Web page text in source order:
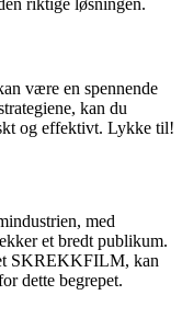
være en spennende
kan du
og effektivt. Lykke til!
med
et bredt publikum.
SKREKKFILM, kan
dette begrepet.